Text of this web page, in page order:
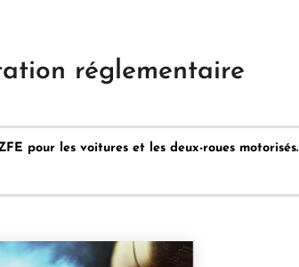
réglementaire
pour les voitures et les deux-roues motorisés.